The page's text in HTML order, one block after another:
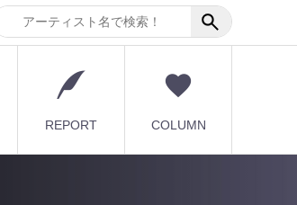
REPORT COLUMN